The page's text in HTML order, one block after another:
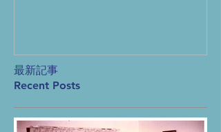
最新記事
Recent Posts